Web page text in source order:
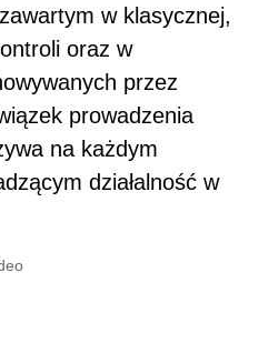
w klasycznej,
oraz w
przez
prowadzenia
na każdym
działalność w